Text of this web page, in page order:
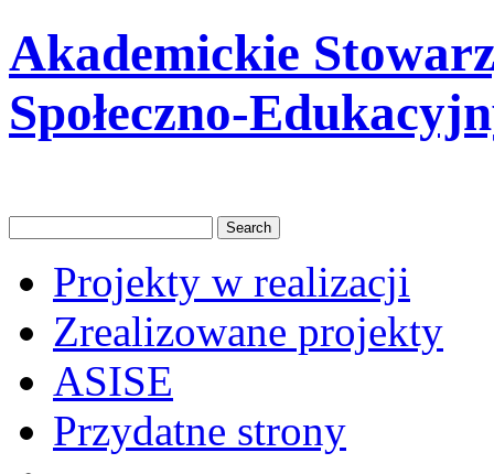
Akademickie
Społeczno-
Projekty w realizacji
Zrealizowane projekty
ASISE
Przydatne strony